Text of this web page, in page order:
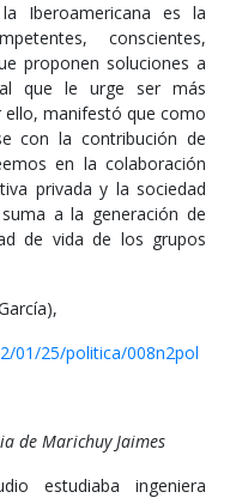
Iberoamericana es la
conscientes,
proponen soluciones a
que le urge ser más
manifestó que como
con la contribución de
en la colaboración
privada y la sociedad
a la generación de
de vida de los grupos
01/25/politica/008n2pol
de Marichuy Jaimes
estudiaba ingeniera